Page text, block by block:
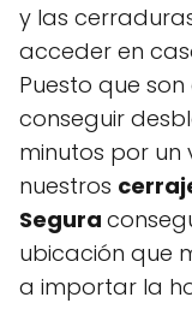
y las
acceder en
Puesto que
conseguir
minutos por un
nuestros
Segura
ubicación que
a importar la